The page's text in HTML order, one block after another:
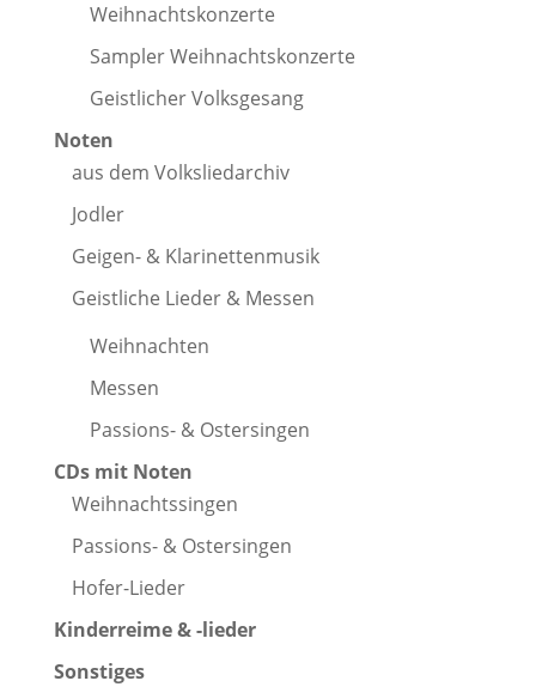
Weihnachtskonzerte
Sampler Weihnachtskonzerte
Geistlicher Volksgesang
Noten
aus dem Volksliedarchiv
Jodler
Geigen- & Klarinettenmusik
Geistliche Lieder & Messen
Weihnachten
Messen
Passions- & Ostersingen
CDs mit Noten
Weihnachtssingen
Passions- & Ostersingen
Hofer-Lieder
Kinderreime & -lieder
Sonstiges